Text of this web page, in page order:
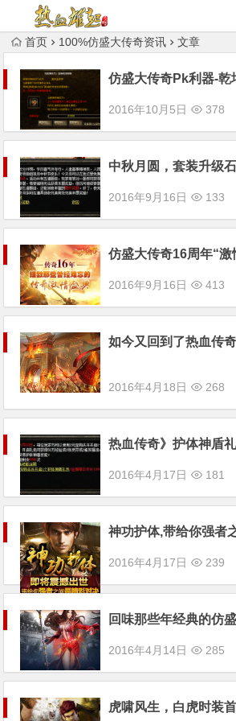
首页 100%仿盛大传奇资讯 文章
仿盛大传奇Pk利器-乾
2016年10月5日 378
中秋月圆，套装升级
2016年9月16日 133
仿盛大传奇16周年“激
2016年9月16日 413
如今又回到了热血传奇
2016年4月18日 268
热血传奇》护体神盾
2016年4月17日 181
神功护体,带给你强者
2016年4月17日 239
回味那些年经典的仿
2016年4月14日 285
虎啸风生，白虎时装